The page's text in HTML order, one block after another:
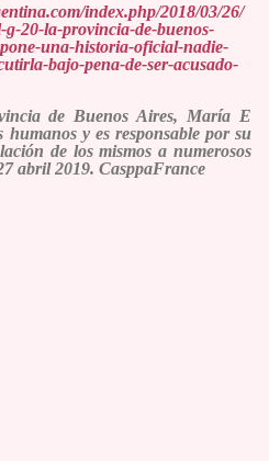
index.php/2018/03/26/
g-20-la-provincia-de-buenos-
una-historia-oficial-nadie-
bajo-pena-de-ser-acusado-
de Buenos Aires, María E
y es responsable por su
ón de los mismos a numerosos
abril 2019. CasppaFrance